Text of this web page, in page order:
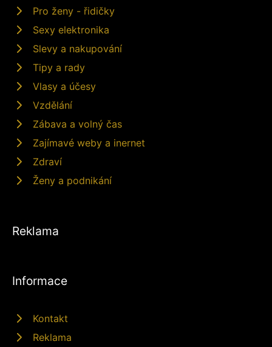
Pro ženy - řidičky
Sexy elektronika
Slevy a nakupování
Tipy a rady
Vlasy a účesy
Vzdělání
Zábava a volný čas
Zajímavé weby a inernet
Zdraví
Ženy a podnikání
Reklama
Informace
Kontakt
Reklama